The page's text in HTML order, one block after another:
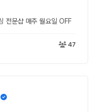
전문샵 매주 월요일 OFF
47